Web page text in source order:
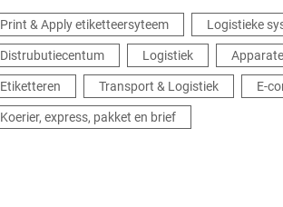
Print & Apply etiketteersyteem
Logistieke
Distrubutiecentum
Logistiek
Etiketteren
Transport & Logistiek
E-
Koerier, express, pakket en brief